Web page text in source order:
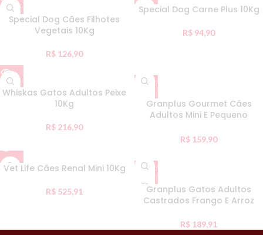
ESGO
TADO
Special Dog Cães Filhotes
Vegetais 10Kg
R$ 126,90
ESGO
TADO
Special Dog Carne Plus 10Kg
R$ 94,90
ESGO
TADO
Whiskas Gatos Adultos Peixe
10Kg
R$ 216,90
ESGO
TADO
Granplus Gourmet Cães
Adultos Mini E Pequeno
10,1Kg
R$ 159,90
ESGO
TADO
Vet Life Cães Renal Mini 10Kg
R$ 525,91
ESGO
TADO
Granplus Gatos Adultos
Castrados Frango E Arroz
R$ 189,91